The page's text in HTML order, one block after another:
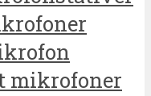
mikrofoner